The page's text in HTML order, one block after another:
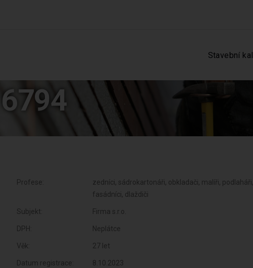
Stavební
Profese:
zedníci, sádrokartonáři, obkladači, malíři,
fasádníci, dlaždiči
Subjekt: Firma s.r.o.
DPH: Neplátce
Věk: 27 let
Datum registrace: 8.10.2023